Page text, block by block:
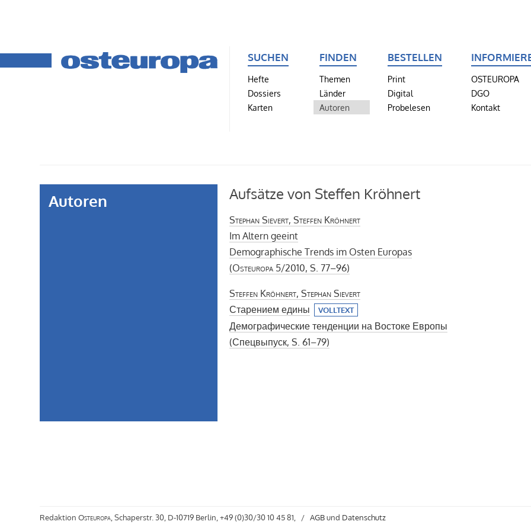
SUCHEN
Hefte
Dossiers
Karten
FINDEN
Themen
Länder
Autoren
BESTELLEN
Print
Digital
Probelesen
OSTEUROPA
DGO
Kontakt
Autoren Aufsätze von Steffen Kröhnert
Stephan Sievert, Steffen Kröhnert
Im Altern geeint
Demographische Trends im Osten Europas
(Osteuropa 5/2010, S. 77–96)
Steffen Kröhnert, Stephan Sievert
Старением едины
VOLLTEXT
Демографические тенденции на Востоке Европы
(Спецвыпуск, S. 61–79)
RedaktionOsteuropa , Schaperstr. 30, D-10719 Berlin, +49 (0)30/30 10 45 81, /AGBund Datenschutz